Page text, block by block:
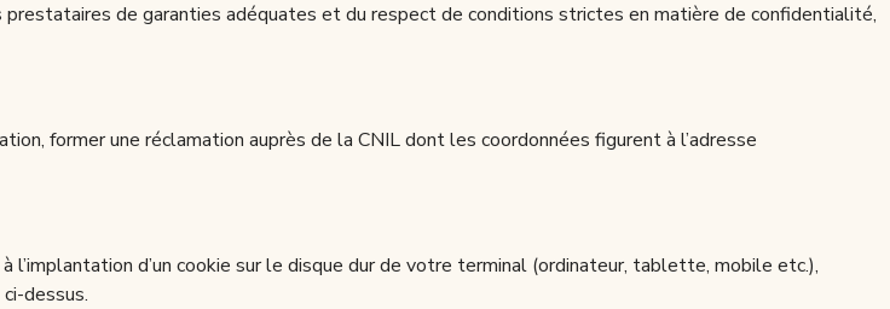
de garanties adéquates et du respect de conditions strictes en matière de confidentialité,
former une réclamation auprès de la CNIL dont les coordonnées figurent à l’adresse
l’implantation d’un cookie sur le disque dur de votre terminal (ordinateur, tablette, mobile etc.),
dessus.